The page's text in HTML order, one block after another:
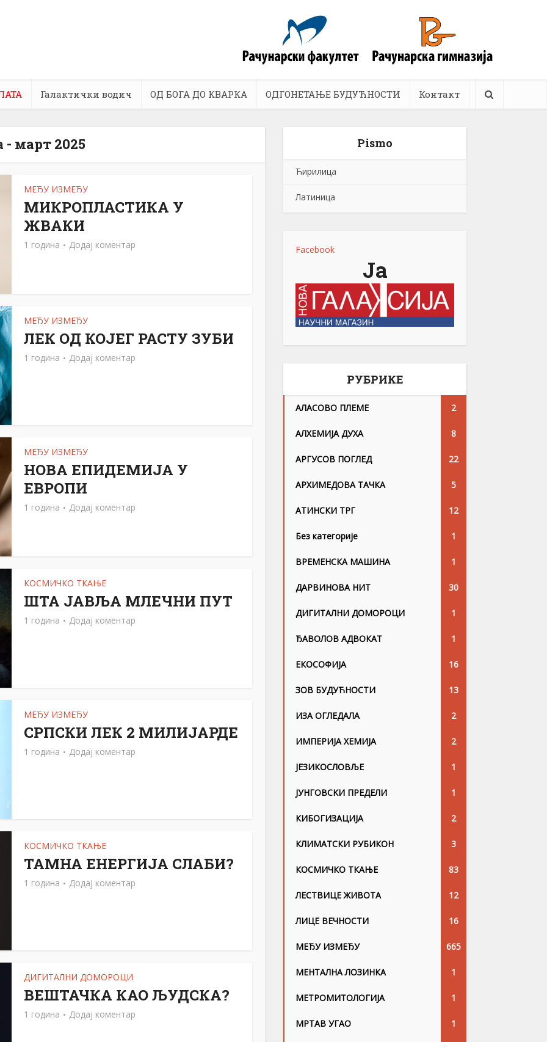
Галактички водич ОД БОГА ДО КВАРКА ОДГОНЕТАЊЕ БУДУЋНОСТИ Контакт
- март 2025
МЕЂУ ИЗМЕЂУ
МИКРОПЛАСТИКА У
ЖВАКИ
1 година Додај коментар
МЕЂУ ИЗМЕЂУ
ЛЕК ОД КОЈЕГ РАСTУ ЗУБИ
1 година Додај коментар
МЕЂУ ИЗМЕЂУ
НОВА ЕПИДЕМИЈА У
ЕВРОПИ
1 година Додај коментар
КОСМИЧКО ТКАЊЕ
ШТА ЈАВЉА МЛЕЧНИ ПУТ
1 година Додај коментар
МЕЂУ ИЗМЕЂУ
СРПСКИ ЛЕК 2 МИЛИЈАРДЕ
1 година Додај коментар
КОСМИЧКО ТКАЊЕ
ТАМНА ЕНЕРГИЈА СЛАБИ?
1 година Додај коментар
ДИГИТАЛНИ ДОМОРОЦИ
ВЕШТАЧКА КАО ЉУДСКА?
1 година Додај коментар
Pismo
Ћирилица
Латиница
Facebook
Ја
РУБРИКЕ
АЛАСОВО ПЛЕМЕ 2
АЛХЕМИЈА ДУХА 8
АРГУСОВ ПОГЛЕД 22
АРХИМЕДОВА ТАЧКА 5
АТИНСКИ ТРГ 12
Без категорије 1
ВРЕМЕНСКА МАШИНА 1
ДАРВИНОВА НИТ 30
ДИГИТАЛНИ ДОМОРОЦИ 1
ЂАВОЛОВ АДВОКАТ 1
ЕКОСОФИЈА 16
ЗОВ БУДУЋНОСТИ 13
ИЗА ОГЛЕДАЛА 2
ИМПЕРИЈА ХЕМИЈА 2
ЈЕЗИКОСЛОВЉЕ 1
ЈУНГОВСKИ ПРЕДЕЛИ 1
КИБОГИЗАЦИЈА 2
КЛИМАТСКИ РУБИКОН 3
КОСМИЧКО ТКАЊЕ 83
ЛЕСТВИЦЕ ЖИВОТА 12
ЛИЦЕ ВЕЧНОСТИ 16
МЕЂУ ИЗМЕЂУ 665
МЕНТАЛНА ЛОЗИНКА 1
МЕТРОМИТОЛОГИЈА 1
МРТАВ УГАО 1